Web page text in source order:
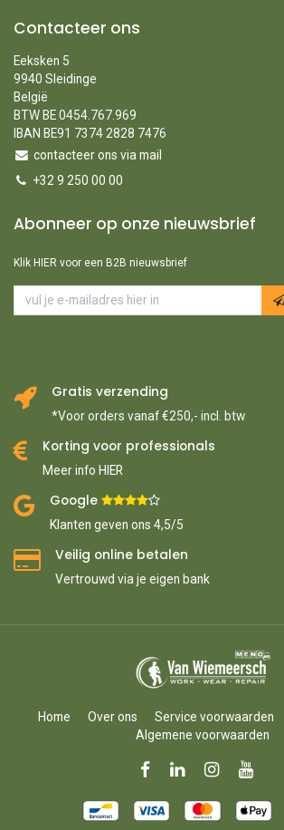
Contacteer ons
Eeksken 5
9940 Sleidinge
België
BTW BE 0454.767.969
IBAN BE91 7374 2828 7476
contacteer ons via mail
+32 9 250 00 00
Abonneer op onze nieuwsbrief
Klik HIER voor een B2B nieuwsbrief
Gratis verzending
*Voor orders vanaf €250,- incl. btw
Korting voor professionals
Meer info HIER
Google ​
Klanten geven ons 4,5/5
Veilig online betalen
Vertrouwd via je eigen bank
Home Over ons Service voorwaarden
Algemene voorwaarden